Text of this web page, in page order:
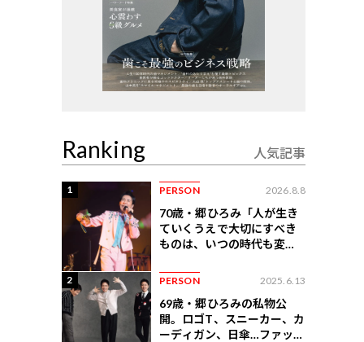
Ranking 人気記事
1 PERSON 2026.8.8
70歳・郷ひろみ「人が生き
ていくうえで大切にすべき
ものは、いつの時代も変わ
2 PERSON 2025.6.13
69歳・郷ひろみの私物公
開。ロゴT、スニーカー、カ
ーディガン、日傘…ファッシ